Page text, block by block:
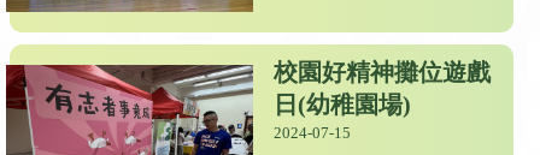
校園好精神攤位遊戲
日(幼稚園場)
2024-07-15